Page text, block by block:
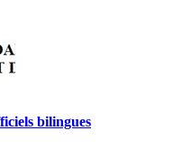
bilingues